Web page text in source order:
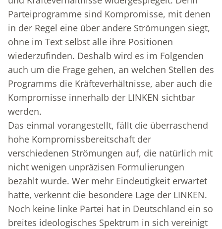
Parteiprogramme sind Kompromisse, mit denen
in der Regel eine über andere Strömungen siegt,
ohne im Text selbst alle ihre Positionen
wiederzufinden. Deshalb wird es im Folgenden
auch um die Frage gehen, an welchen Stellen des
Programms die Kräfteverhältnisse, aber auch die
Kompromisse innerhalb der LINKEN sichtbar
werden.
Das einmal vorangestellt, fällt die überraschend
hohe Kompromissbereitschaft der
verschiedenen Strömungen auf, die natürlich mit
nicht wenigen unpräzisen Formulierungen
bezahlt wurde. Wer mehr Eindeutigkeit erwartet
hatte, verkennt die besondere Lage der LINKEN.
Noch keine linke Partei hat in Deutschland ein so
breites ideologisches Spektrum in sich vereinigt